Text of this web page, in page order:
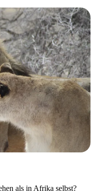
als in Afrika selbst?